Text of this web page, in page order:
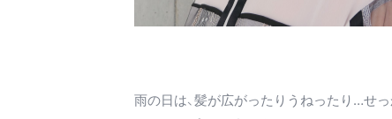
雨の日は、髪が広がったりうねったり…せ